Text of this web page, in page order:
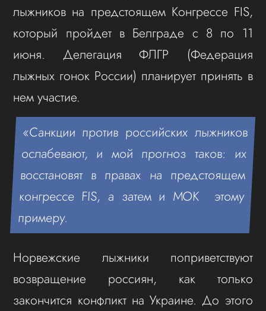
лыжников на предстоящем Конгрессе FIS,
который пройдет в Белграде с 8 по 11
июня. Делегация ФЛГР (Федерация
лыжных гонок России) планирует принять в
нем участие.
«Санкции против российских лыжников
ослабевают, и мой прогноз таков: их
восстановят в правах на предстоящем
конгрессе FIS, а затем и МОК этому
примеру.
Норвежские лыжники поприветствуют
возвращение россиян, как только
закончится конфликт на Украине. До этого